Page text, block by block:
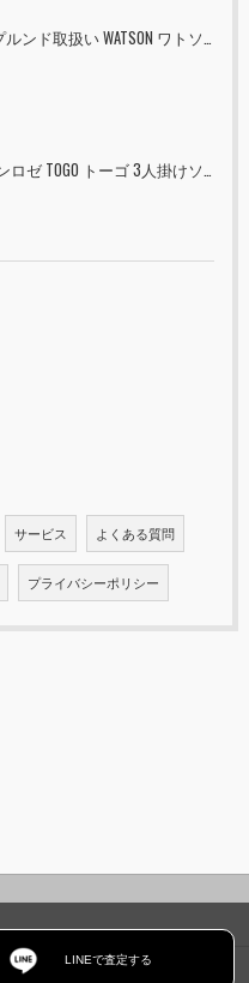
サービス よくある質問
プライバシーポリシー
LINEで査定する
コンセプト